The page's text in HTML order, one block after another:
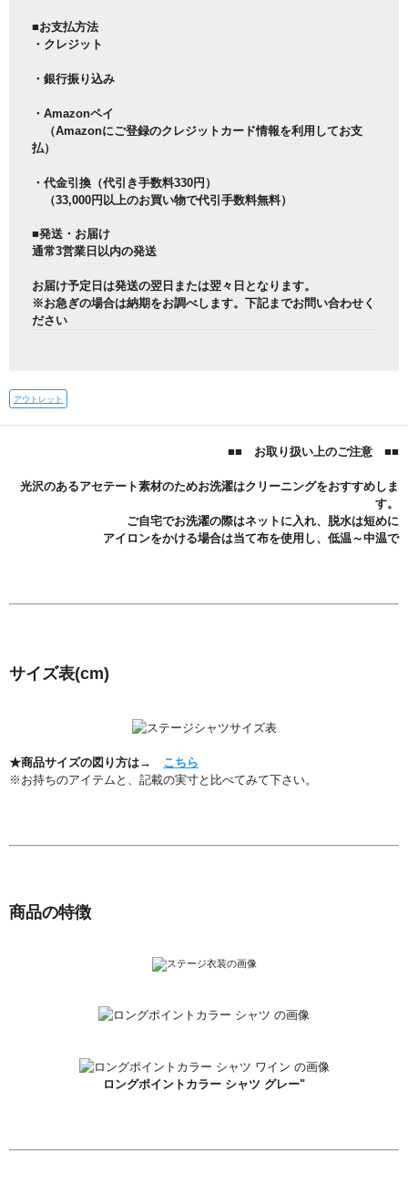
■お支払方法
・クレジット
・銀行振り込み
・Amazonペイ
（Amazonにご登録のクレジットカード情報を利用してお支
払）
・代金引換（代引き手数料330円）
（33,000円以上のお買い物で代引手数料無料）
■発送・お届け
通常3営業日以内の発送
お届け予定日は発送の翌日または翌々日となります。
※お急ぎの場合は納期をお調べします。下記までお問い合わせく
ださい
アウトレット
■■ お取り扱い上のご注意 ■■
光沢のあるアセテート素材のためお洗濯はクリーニングをおすすめしま
す。
ご自宅でお洗濯の際はネットに入れ、脱水は短めに
アイロンをかける場合は当て布を使用し、低温～中温で
サイズ表(cm)
★商品サイズの図り方は→ こちら
※お持ちのアイテムと、記載の実寸と比べてみて下さい。
商品の特徴
ロングポイントカラー シャツ グレー"